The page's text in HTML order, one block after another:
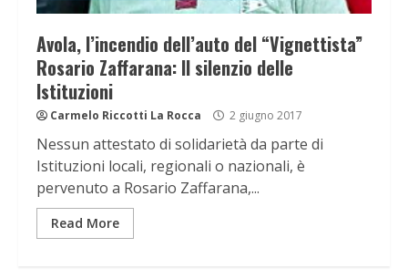
Avola, l’incendio dell’auto del “Vignettista”
Rosario Zaffarana: Il silenzio delle
Istituzioni
Carmelo Riccotti La Rocca 2 giugno 2017
Nessun attestato di solidarietà da parte di
Istituzioni locali, regionali o nazionali, è
pervenuto a Rosario Zaffarana,...
Read More